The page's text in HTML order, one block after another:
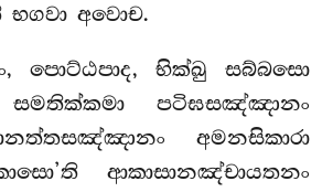
භගවා අවොච.
පොට්ඨපාද, භික්ඛු සබ්බසො
පටිඝසඤ්ඤානං
අමනසිකාරා
ආකාසානඤ්චායතනං